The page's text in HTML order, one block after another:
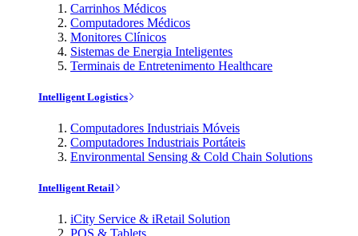
Carrinhos Médicos
Computadores Médicos
Monitores Clínicos
Sistemas de Energia Inteligentes
Terminais de Entretenimento Healthcare
Intelligent Logistics
Computadores Industriais Móveis
Computadores Industriais Portáteis
Environmental Sensing & Cold Chain Solutions
Intelligent Retail
iCity Service & iRetail Solution